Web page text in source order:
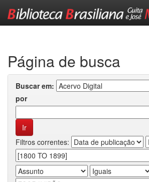
Página de busca
Buscar em:
por
Filtros correntes: